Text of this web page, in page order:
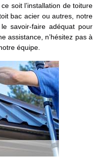
soit l’installation de toiture
bac acier ou autres, notre
savoir-faire adéquat pour
assistance, n’hésitez pas à
équipe.